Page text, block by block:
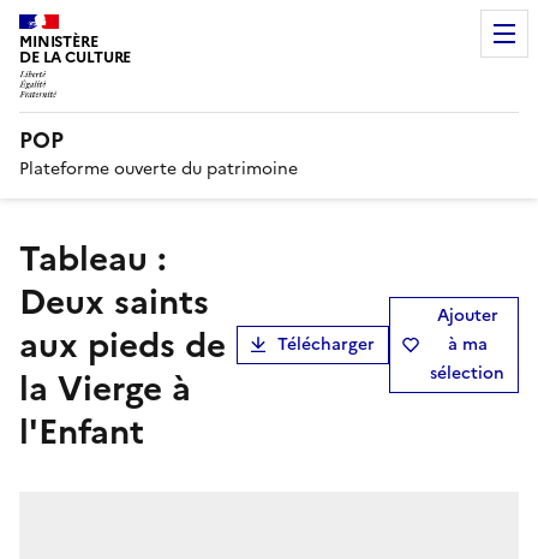
MINISTÈRE
DE LA CULTURE
POP
Plateforme ouverte du patrimoine
tableau :
Deux saints
aux pieds de
la Vierge à
l'Enfant
Télécharger
Ajouter
à ma
sélection